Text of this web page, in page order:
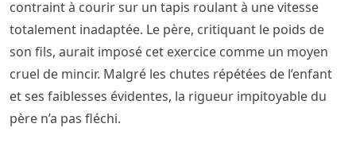
contraint à courir sur un tapis roulant à une vitesse
totalement inadaptée. Le père, critiquant le poids de
son fils, aurait imposé cet exercice comme un moyen
cruel de mincir. Malgré les chutes répétées de l’enfant
et ses faiblesses évidentes, la rigueur impitoyable du
père n’a pas fléchi.